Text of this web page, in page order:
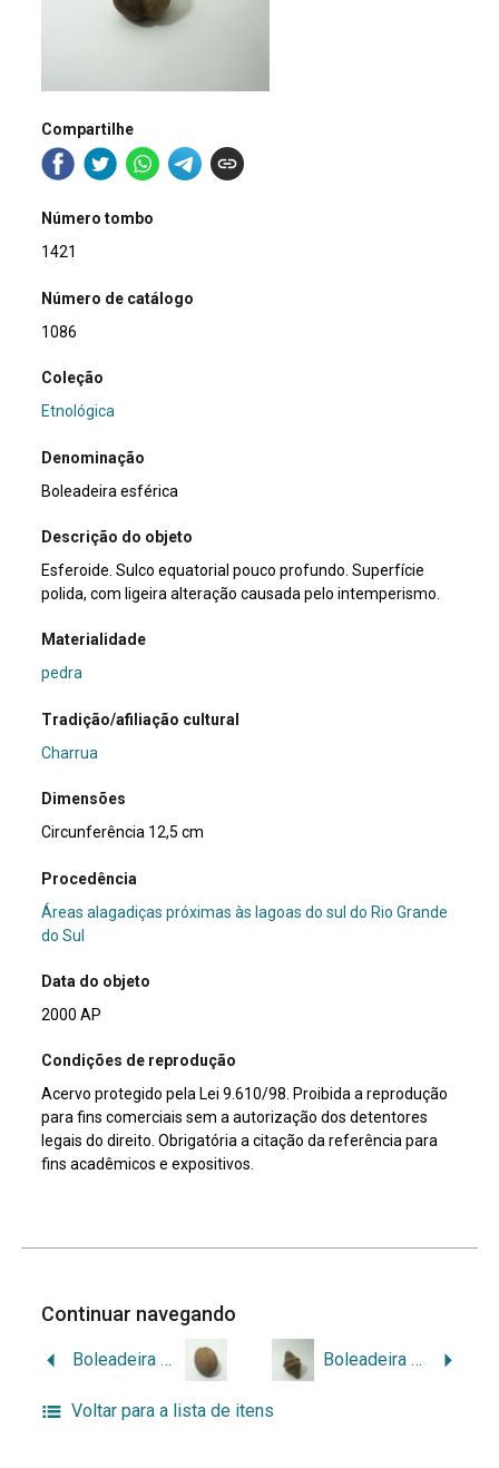
Compartilhe
Número tombo
1421
Número de catálogo
1086
Coleção
Etnológica
Denominação
Boleadeira esférica
Descrição do objeto
Esferoide. Sulco equatorial pouco profundo. Superfície
polida, com ligeira alteração causada pelo intemperismo.
Materialidade
pedra
Tradição/afiliação cultural
Charrua
Dimensões
Circunferência 12,5 cm
Procedência
Áreas alagadiças próximas às lagoas do sul do Rio Grande
do Sul
Data do objeto
2000 AP
Condições de reprodução
Acervo protegido pela Lei 9.610/98. Proibida a reprodução
para fins comerciais sem a autorização dos detentores
legais do direito. Obrigatória a citação da referência para
fins acadêmicos e expositivos.
Continuar navegando
Boleadeira esférica Boleadeira de ponta
Voltar para a lista de itens